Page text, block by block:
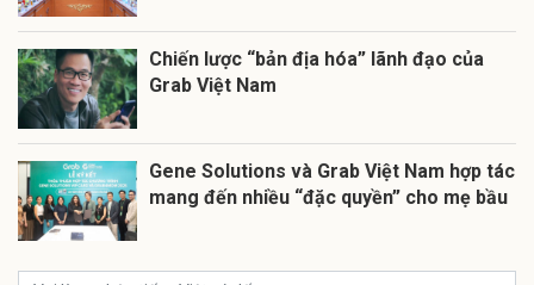
Chiến lược “bản địa hóa” lãnh đạo của
Grab Việt Nam
Gene Solutions và Grab Việt Nam hợp tác
mang đến nhiều “đặc quyền” cho mẹ bầu